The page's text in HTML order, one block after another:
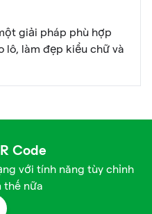
giải pháp phù hợp
lô, làm đẹp kiểu chữ và
Code
với tính năng tùy chỉnh
thế nữa